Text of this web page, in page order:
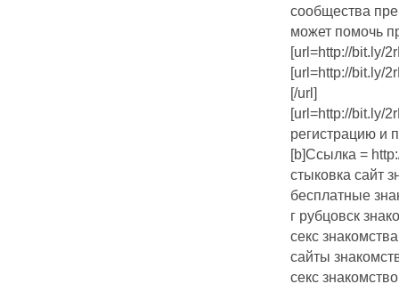
сообщества
может помочь
[url=http://bit.ly/
[url=http://bit.ly/
[/url]
[url=http://bit.ly/
регистрацию и
[b]Ссылка =
стыковка сайт
бесплатные
г рубцовск
секс
сайты
секс